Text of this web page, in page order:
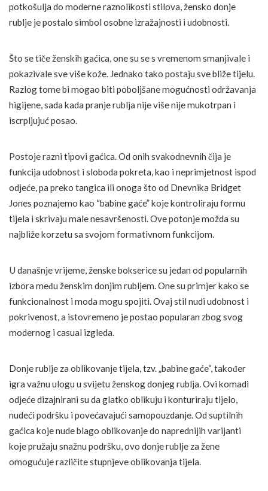
potkošulja do moderne raznolikosti stilova, žensko donje
rublje je postalo simbol osobne izražajnosti i udobnosti.
Što se tiče ženskih gaćica, one su se s vremenom smanjivale i
pokazivale sve više kože. Jednako tako postaju sve bliže tijelu.
Razlog tome bi mogao biti poboljšane mogućnosti održavanja
higijene, sada kada pranje rublja nije više nije mukotrpan i
iscrpljujuć posao.
Postoje razni tipovi gaćica. Od onih svakodnevnih čija je
funkcija udobnost i sloboda pokreta, kao i neprimjetnost ispod
odjeće, pa preko tangica ili onoga što od Dnevnika Bridget
Jones poznajemo kao “babine gaće” koje kontroliraju formu
tijela i skrivaju male nesavršenosti. Ove potonje možda su
najbliže korzetu sa svojom formativnom funkcijom.
U današnje vrijeme, ženske bokserice su jedan od popularnih
izbora među ženskim donjim rubljem. One su primjer kako se
funkcionalnost i moda mogu spojiti. Ovaj stil nudi udobnost i
pokrivenost, a istovremeno je postao popularan zbog svog
modernog i casual izgleda.
Donje rublje za oblikovanje tijela, tzv. „babine gaće“, također
igra važnu ulogu u svijetu ženskog donjeg rublja. Ovi komadi
odjeće dizajnirani su da glatko oblikuju i konturiraju tijelo,
nudeći podršku i povećavajući samopouzdanje. Od suptilnih
gaćica koje nude blago oblikovanje do naprednijih varijanti
koje pružaju snažnu podršku, ovo donje rublje za žene
omogućuje različite stupnjeve oblikovanja tijela.